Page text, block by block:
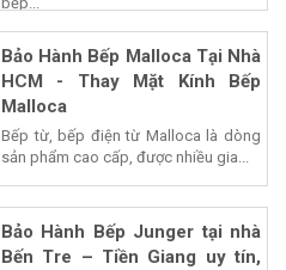
Bảo Hành Bếp Malloca Tại Nhà
HCM - Thay Mặt Kính Bếp
Malloca
Bếp từ, bếp điện từ Malloca là dòng
sản phẩm cao cấp, được nhiều gia...
Bảo Hành Bếp Junger tại nhà
Bến Tre – Tiền Giang uy tín,